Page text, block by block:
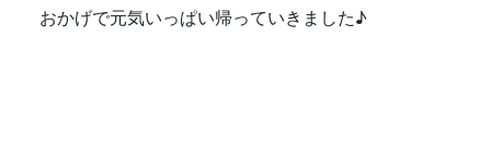
おかげで元気いっぱい帰っていきました♪